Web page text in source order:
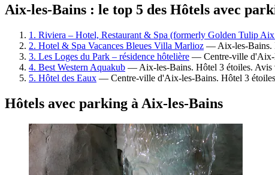
Aix-les-Bains : le top 5 des Hôtels avec
1. Riviera – Hotel, Restaurant & Spa (formerly Golden Tulip
2. Hotel & Spa Vacances Bleues Villa Marlioz — Aix-les-Bains.
3. Les Loges du Park – résidence hôtelière — Centre-ville d'Aix-
4. Best Western Aquakub — Aix-les-Bains. Hôtel 3 étoiles.
5. Hôtel des Eaux — Centre-ville d'Aix-les-Bains. Hôtel 3
Hôtels avec parking à Aix-les-Bains